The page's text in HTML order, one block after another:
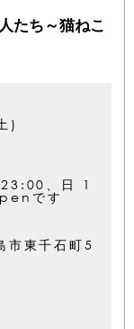
たち～猫ねこ
)
、日 1
です
東千石町5